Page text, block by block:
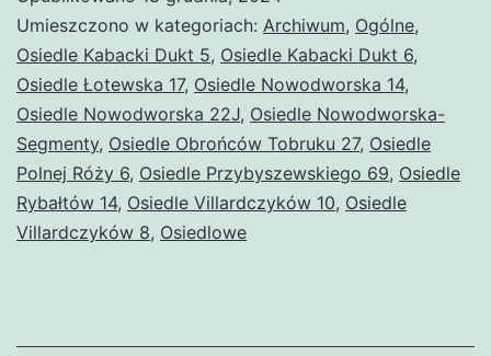
Umieszczono w kategoriach: Archiwum, Ogólne,
Osiedle Kabacki Dukt 5, Osiedle Kabacki Dukt 6,
Osiedle Łotewska 17, Osiedle Nowodworska 14,
Osiedle Nowodworska 22J, Osiedle Nowodworska-
Segmenty, Osiedle Obrońców Tobruku 27, Osiedle
Polnej Róży 6, Osiedle Przybyszewskiego 69, Osiedle
Rybałtów 14, Osiedle Villardczyków 10, Osiedle
Villardczyków 8, Osiedlowe